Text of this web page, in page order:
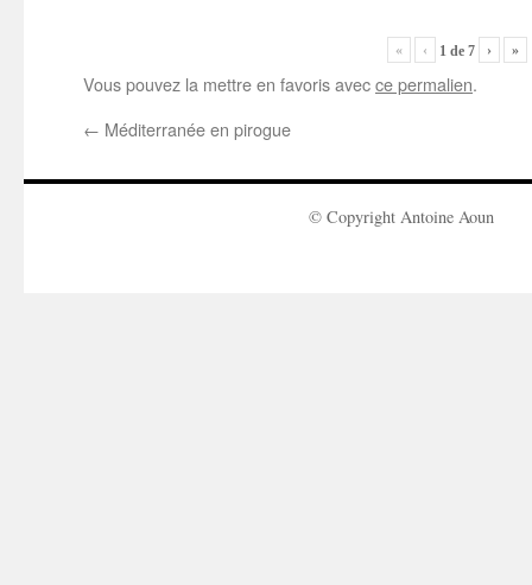
« ‹ 1 de 7 › »
Vous pouvez la mettre en favoris avecce permalien.
← Méditerranée en pirogue
© Copyright Antoine Aoun